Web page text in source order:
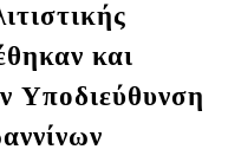
και
Υποδιεύθυνση